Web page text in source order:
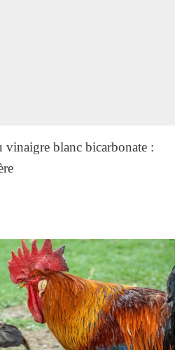
vinaigre blanc bicarbonate :